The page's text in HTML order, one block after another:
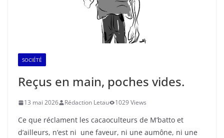
SOCIÉTÉ
Reçus en main, poches vides.
13 mai 2026 Rédaction Letau 1029 Views
Ce que réclament les cacaoculteurs de M’batto et
d’ailleurs, n’est ni une faveur, ni une aumône, ni une